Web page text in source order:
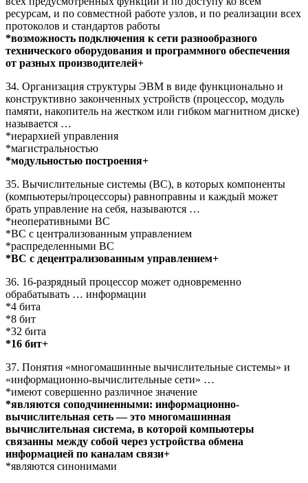
ресурсам, и по совместной работе узлов, и по реализации всех
протоколов и стандартов работы
*возможность подключения к сети разнообразного
технического оборудования и программного обеспечения
от разных производителей+
34. Организация структуры ЭВМ в виде функционально и
конструктивно законченных устройств (процессор, модуль
памяти, накопитель на жестком или гибком магнитном диске)
называется …
*иерархией управления
*магистральностью
*модульностью построения+
35. Вычислительные системы (ВС), в которых компоненты
(компьютеры/процессоры) равноправны и каждый может
брать управление на себя, называются …
*неоперативными ВС
*ВС с централизованным управлением
*распределенными ВС
*ВС с децентрализованным управлением+
36. 16-разрядный процессор может одновременно
обрабатывать … информации
*4 бита
*8 бит
*32 бита
*16 бит+
37. Понятия «многомашинные вычислительные системы» и
«информационно-вычислительные сети» …
*имеют совершенно различное значение
*являются соподчиненными: информационно-
вычислительная сеть — это многомашинная
вычислительная система, в которой компьютеры
связанны между собой через устройства обмена
информацией по каналам связи+
*являются синонимами